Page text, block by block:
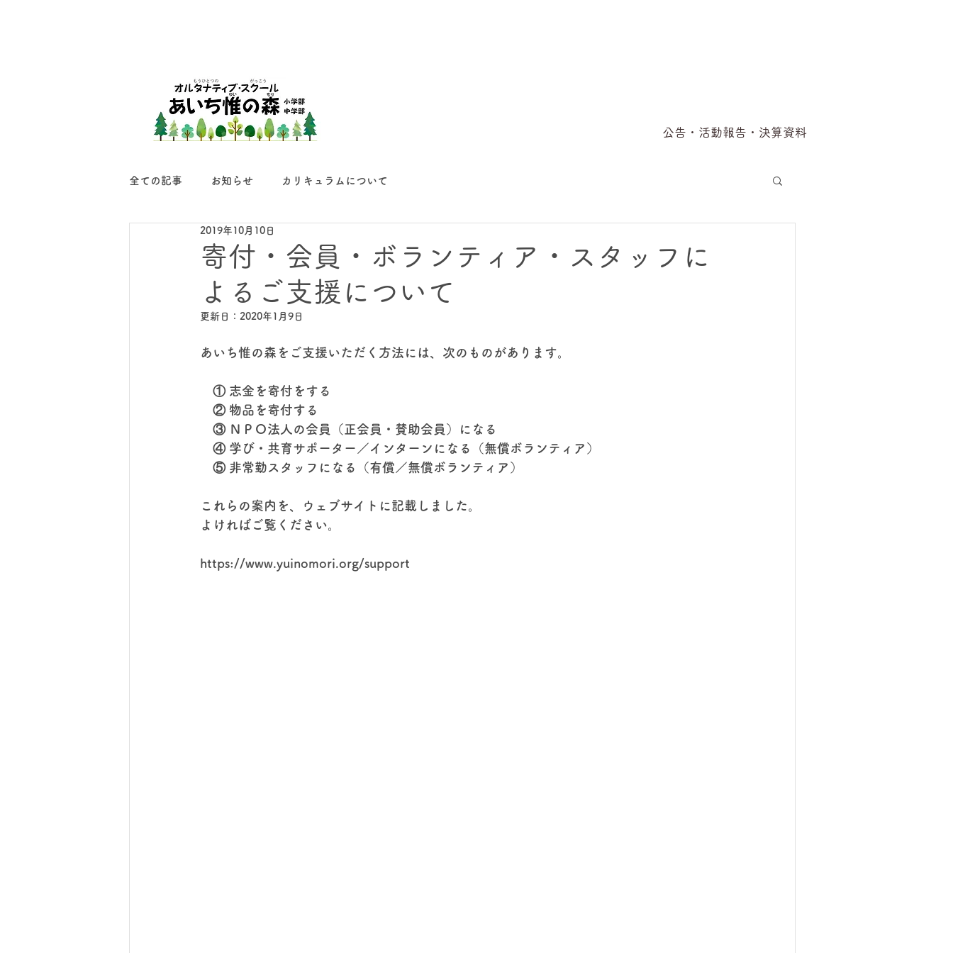
公告・活動報告・決算資料
全ての記事 お知らせ カリキュラムについて
寄付・会員・ボランティア・スタッフに
よるご支援について
2019年10月10日
更新日： 2020年1月9日
あいち惟の森をご支援いただく方法には、次のものがあります。​
① 志金を寄付をする
② 物品を寄付する
③ ＮＰＯ法人の会員（正会員・賛助会員）になる
④ 学び・共育サポーター／インターンになる（無償ボランティア）
⑤ 非常勤スタッフになる（有償／無償ボランティア）
これらの案内を、ウェブサイトに記載しました。
よければご覧ください。
https://www.yuinomori.org/support